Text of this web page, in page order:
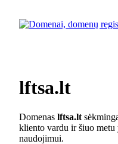
lftsa.lt
Domenas lftsa.lt
kliento vardu ir šiuo metu
naudojimui.